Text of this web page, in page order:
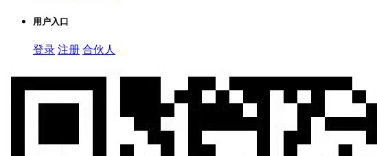
用户入口
登录 注册 合伙人